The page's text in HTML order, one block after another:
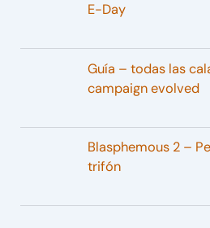
E-Day
Guía – todas las
campaign evolved
Blasphemous 2 –
trifón